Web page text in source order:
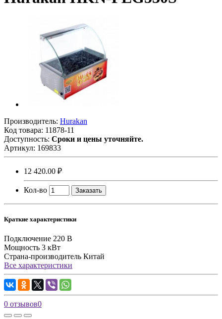
Производитель: Hurakan
Код товара: 11878-11
Доступность: Сроки и цены уточняйте.
Артикул: 169833
12 420.00 ₽
Кол-во Заказать
Краткие характеристики
Подключение 220 В
Мощность 3 кВт
Страна-производитель Китай
Все характеристики
0 отзывов0